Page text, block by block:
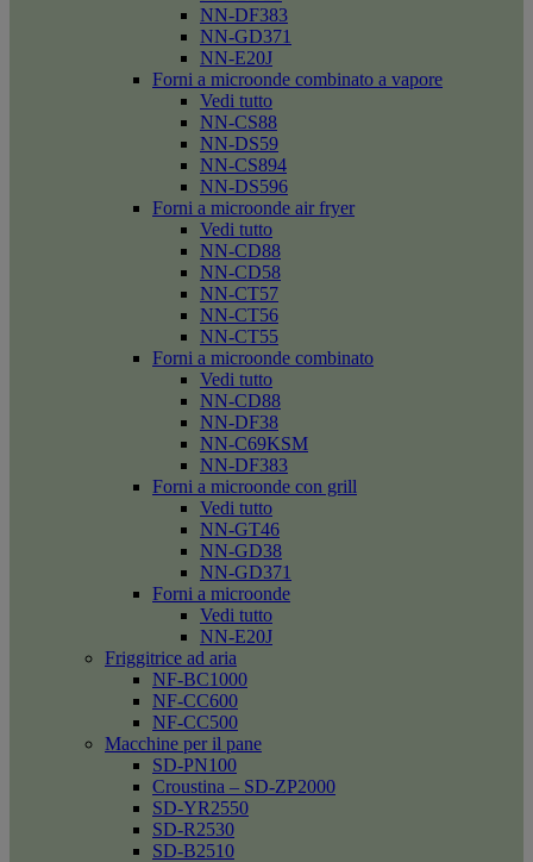
NN-DF383
NN-GD371
NN-E20J
Forni a microonde combinato a vapore
Vedi tutto
NN-CS88
NN-DS59
NN-CS894
NN-DS596
Forni a microonde air fryer
Vedi tutto
NN-CD88
NN-CD58
NN-CT57
NN-CT56
NN-CT55
Forni a microonde combinato
Vedi tutto
NN-CD88
NN-DF38
NN-C69KSM
NN-DF383
Forni a microonde con grill
Vedi tutto
NN-GT46
NN-GD38
NN-GD371
Forni a microonde
Vedi tutto
NN-E20J
Friggitrice ad aria
NF-BC1000
NF-CC600
NF-CC500
Macchine per il pane
SD-PN100
Croustina – SD-ZP2000
SD-YR2550
SD-R2530
SD-B2510